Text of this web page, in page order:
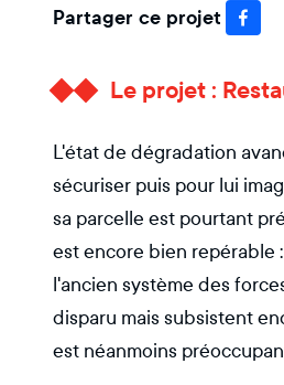
Partager ce projet
Le projet :
L'état de dégradation
sécuriser puis pour lui
sa parcelle est pourtant
est encore bien repérable
l'ancien système des
disparu mais subsistent
est néanmoins